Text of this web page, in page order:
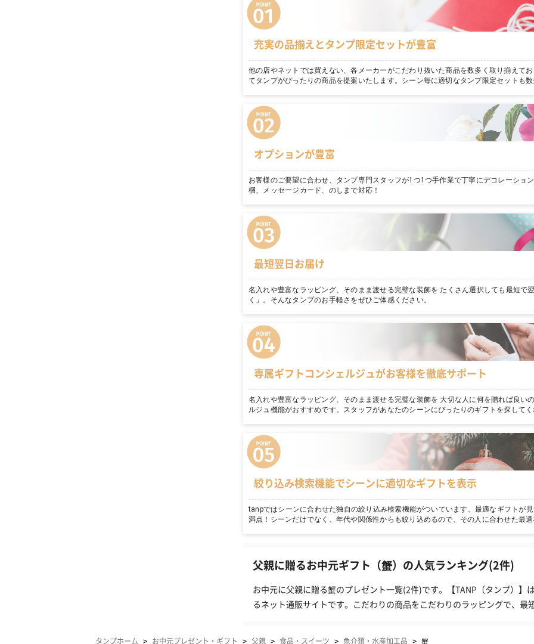
充実の品揃えとタンプ限定セットが豊富
他の店やネットでは買えない、各メーカーがこだわり抜いた商品を数多く取り揃えて
てタンプがぴったりの商品を提案いたします。シーン毎に適切なタンプ限定セットも数
オプションが豊富
お客様のご要望に合わせ、タンプ専門スタッフが1つ1つ手作業で丁寧にデコレーショ
梱、メッセージカード、のしまで対応！
最短翌日お届け
名入れや豊富なラッピング、そのまま渡せる完璧な装飾を たくさん選択しても最短で
く」。そんなタンプのお手軽さをぜひご体感ください。
専属ギフトコンシェルジュがお客様を徹底サポート
名入れや豊富なラッピング、そのまま渡せる完璧な装飾を 大切な人に何を贈れば良い
ルジュ機能がおすすめです。スタッフがあなたのシーンにぴったりのギフトを探してく
絞り込み検索機能でシーンに適切なギフトを表示
tanpではシーンに合わせた独自の絞り込み検索機能がついています。最適なギフトが
満点！シーンだけでなく、年代や関係性からも絞り込めるので、その人に合わせた最適
父親に贈るお中元ギフト（蟹）の人気ランキング(2件)
お中元に父親に贈る蟹のプレゼント一覧(2件)です。【TANP（タンプ）】
るネット通販サイトです。こだわりの商品をこだわりのラッピングで、最
タンプホーム > お中元プレゼント・ギフト > 父親 > 食品・スイーツ > 魚介類・水産加工品 > 蟹